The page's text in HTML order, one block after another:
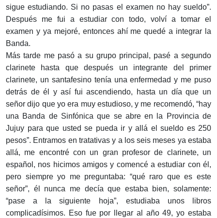
sigue estudiando. Si no pasas el examen no hay sueldo”.
Después me fui a estudiar con todo, volví a tomar el
examen y ya mejoré, entonces ahí me quedé a integrar la
Banda.
Más tarde me pasó a su grupo principal, pasé a segundo
clarinete hasta que después un integrante del primer
clarinete, un santafesino tenía una enfermedad y me puso
detrás de él y así fui ascendiendo, hasta un día que un
señor dijo que yo era muy estudioso, y me recomendó, “hay
una Banda de Sinfónica que se abre en la Provincia de
Jujuy para que usted se pueda ir y allá el sueldo es 250
pesos”. Entramos en tratativas y a los seis meses ya estaba
allá, me encontré con un gran profesor de clarinete, un
español, nos hicimos amigos y comencé a estudiar con él,
pero siempre yo me preguntaba: “qué raro que es este
señor”, él nunca me decía que estaba bien, solamente:
“pase a la siguiente hoja”, estudiaba unos libros
complicadísimos. Eso fue por llegar al año 49, yo estaba